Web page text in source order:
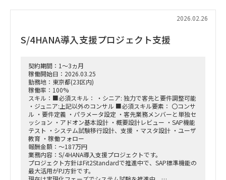
2026.02.26
S/4HANA導入支援プロジェクト支援
契約期間：1～3ヵ月
稼働開始日：2026.03.25
勤務地：東京都(23区内)
稼働率：100%
スキル：■必須スキル： ・シニア: 独力で客先と要件調整可能
・ジュニア:上記以外のコンサル ■必須スキル要素： 〇コンサ
ル ・要件定義 ・パラメータ設定 ・客先業務メンバーと単独セ
ッション ・アドオン基本設計 ・概要設計レビュー ・SAP機能
テスト ・システム試験移行設計、支援 ・マスタ設計 ・ユーザ
教育 ・稼働フォロー
報酬金額：～187万円
業務内容：S/4HANA導入支援プロジェクトです。
プロジェクト方針はFit2Standardで推進中で、SAP標準機能の
最大活用がPJ方針です。